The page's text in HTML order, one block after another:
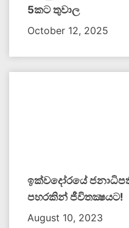
5කට තුවාල
October 12, 2025
ඉක්වදෝරයේ
පහරකින් ජීවිතක්‍ෂයට​!
August 10, 2023